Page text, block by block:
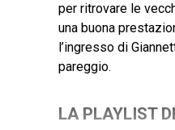
per ritrovare le
una buona
l’ingresso di
pareggio.
LA PLAYLIST